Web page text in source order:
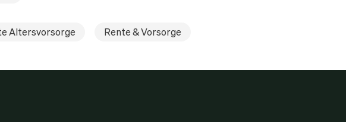
Altersvorsorge Rente & Vorsorge